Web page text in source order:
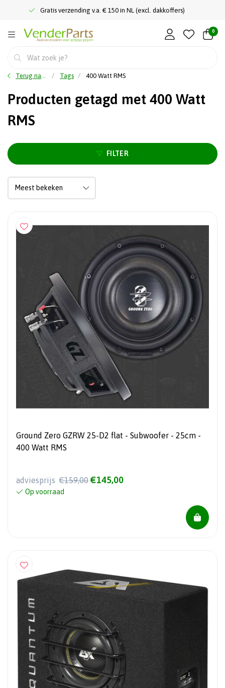
Gratis verzending v.a. € 150 in NL (excl. dakkoffers)
0
Terug naar home Tags 400 Watt RMS
Producten getagd met 400 Watt
RMS
FILTER
Ground Zero GZRW 25-D2 flat - Subwoofer - 25cm -
400 Watt RMS
adviesprijs €159,00 €145,00
Op voorraad